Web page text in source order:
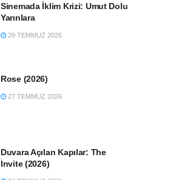
Sinemada İklim Krizi: Umut Dolu
Yarınlara
29 TEMMUZ 2026
Rose (2026)
27 TEMMUZ 2026
Duvara Açılan Kapılar: The
Invite (2026)